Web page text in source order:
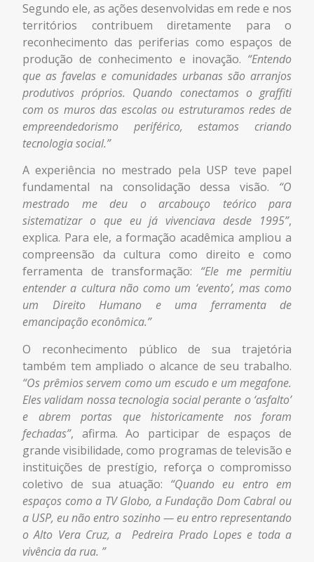
Segundo ele, as ações desenvolvidas em rede e nos
territórios contribuem diretamente para o
reconhecimento das periferias como espaços de
produção de conhecimento e inovação. “Entendo
que as favelas e comunidades urbanas são arranjos
produtivos próprios. Quando conectamos o graffiti
com os muros das escolas ou estruturamos redes de
empreendedorismo periférico, estamos criando
tecnologia social.”
A experiência no mestrado pela USP teve papel
fundamental na consolidação dessa visão. “O
mestrado me deu o arcabouço teórico para
sistematizar o que eu já vivenciava desde 1995”,
explica. Para ele, a formação acadêmica ampliou a
compreensão da cultura como direito e como
ferramenta de transformação: “Ele me permitiu
entender a cultura não como um ‘evento’, mas como
um Direito Humano e uma ferramenta de
emancipação econômica.”
O reconhecimento público de sua trajetória
também tem ampliado o alcance de seu trabalho.
“Os prêmios servem como um escudo e um megafone.
Eles validam nossa tecnologia social perante o ‘asfalto’
e abrem portas que historicamente nos foram
fechadas”, afirma. Ao participar de espaços de
grande visibilidade, como programas de televisão e
instituições de prestígio, reforça o compromisso
coletivo de sua atuação: “Quando eu entro em
espaços como a TV Globo, a Fundação Dom Cabral ou
a USP, eu não entro sozinho — eu entro representando
o Alto Vera Cruz, a
Pedreira Prado Lopes e toda a
vivência da rua. ”